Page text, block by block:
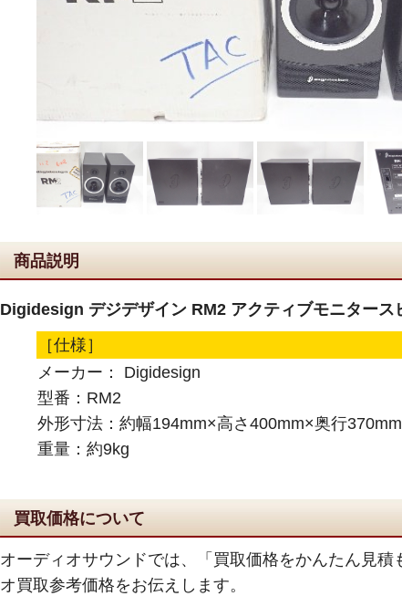
商品説明
Digidesign デジデザイン RM2 アクティブモニタース
［仕様］
メーカー： Digidesign
型番：RM2
外形寸法：約幅194mm×高さ400mm×奥行370mm
重量：約9kg
買取価格について
オーディオサウンドでは、「買取価格をかんたん見積
オ買取参考価格をお伝えします。